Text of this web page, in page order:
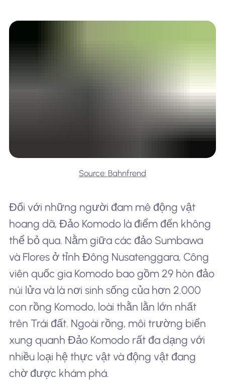
Source: Bahnfrend
Đối với những người đam mê động vật
hoang dã, Đảo Komodo là điểm đến không
thể bỏ qua. Nằm giữa các đảo Sumbawa
và Flores ở tỉnh Đông Nusatenggara, Công
viên quốc gia Komodo bao gồm 29 hòn đảo
núi lửa và là nơi sinh sống của hơn 2.000
con rồng Komodo, loài thằn lằn lớn nhất
trên Trái đất. Ngoài rồng, môi trường biển
xung quanh Đảo Komodo rất đa dạng với
nhiều loại hệ thực vật và động vật đang
chờ được khám phá.